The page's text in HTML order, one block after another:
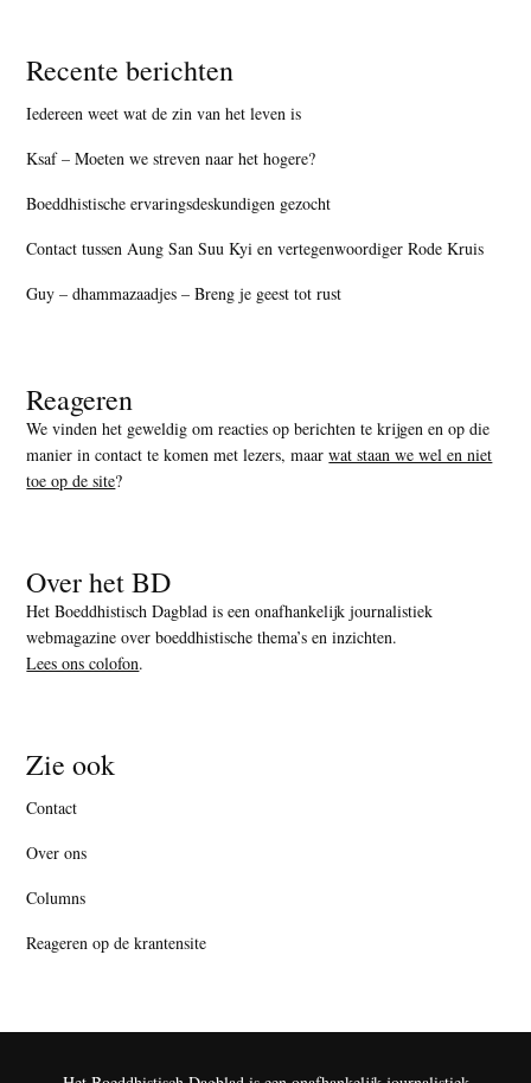
Recente berichten
Iedereen weet wat de zin van het leven is
Ksaf – Moeten we streven naar het hogere?
Boeddhistische ervaringsdeskundigen gezocht
Contact tussen Aung San Suu Kyi en vertegenwoordiger Rode Kruis
Guy – dhammazaadjes – Breng je geest tot rust
Reageren
We vinden het geweldig om reacties op berichten te krijgen en op die
manier in contact te komen met lezers, maarwat staan we wel en niet
toe op de site?
Over het BD
Het Boeddhistisch Dagblad is een onafhankelijk journalistiek
webmagazine over boeddhistische thema’s en inzichten.
Lees ons colofon.
Zie ook
Contact
Over ons
Columns
Reageren op de krantensite